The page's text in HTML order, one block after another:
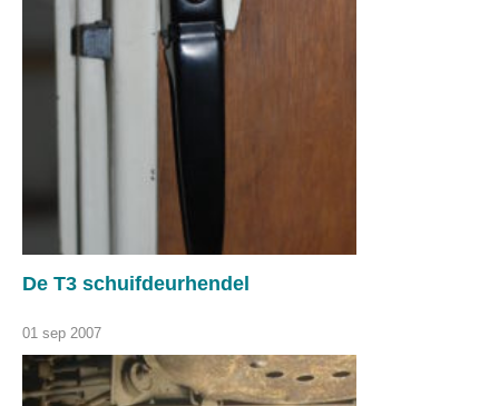
De T3 schuifdeurhendel
01 sep 2007